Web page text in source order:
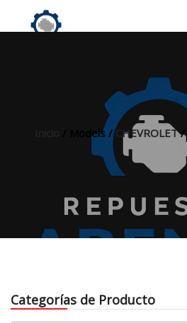
/ Models /CHEVROLET/
Categorías de Producto